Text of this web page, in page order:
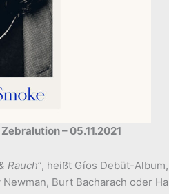
– 05.11.2021
Rauch“, heißt Gíos Debüt-
Burt Bacharach oder